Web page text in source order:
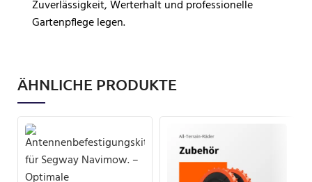
Zuverlässigkeit, Werterhalt und professionelle
Gartenpflege legen.
ÄHNLICHE PRODUKTE